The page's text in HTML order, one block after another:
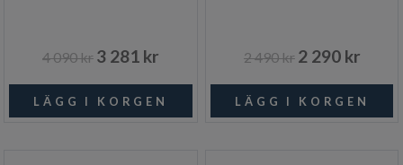
4 090 kr 3 281 kr 2 490 kr 2 290 kr